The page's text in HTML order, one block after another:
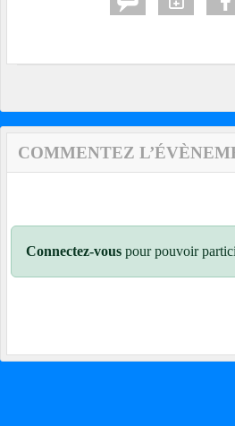
COMMENTEZ
Connectez-vous pour pouvoir